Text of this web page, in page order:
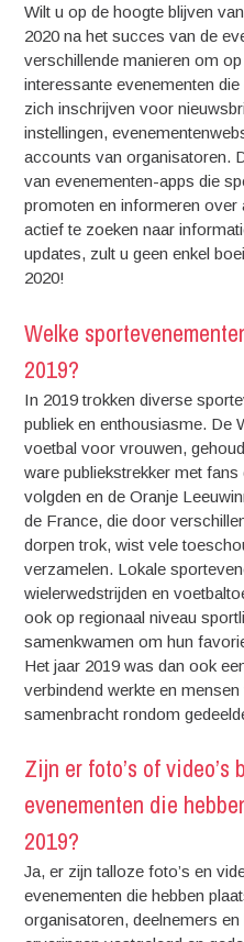
Wilt u op de hoogte blijven
2020 na het succes van de
verschillende manieren om
interessante evenementen
zich inschrijven voor
instellingen,
accounts van organisatoren.
van evenementen-apps die
promoten en informeren over
actief te zoeken naar
updates, zult u geen enkel
2020!
Welke
2019?
In 2019 trokken diverse
publiek en enthousiasme. De
voetbal voor vrouwen,
ware publiekstrekker met
volgden en de Oranje
de France, die door
dorpen trok, wist vele
verzamelen. Lokale
wielerwedstrijden en
ook op regionaal niveau
samenkwamen om hun
Het jaar 2019 was dan ook
verbindend werkte en
samenbracht rondom
Zijn er foto’s of
evenementen die
2019?
Ja, er zijn talloze foto’s en
evenementen die hebben
organisatoren, deelnemers